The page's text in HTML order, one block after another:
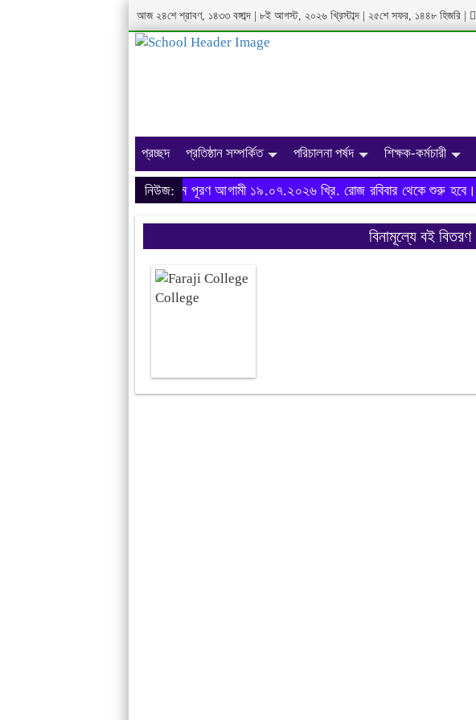
আজ ২৪শে শ্রাবণ, ১৪৩৩ বঙ্গাব্দ| ৮ই আগস্ট, ২০২৬ খ্রিস্টাব্দ| ২৫শে সফর, ১৪৪৮ হিজরি
প্রচ্ছদ প্রতিষ্ঠান সম্পর্কিত পরিচালনা পর্ষদ শিক্ষক-কর্মচারী
নিউজ:
অনার্স ২০২৩-২৪ শিক্ষাবর্ষের ফরম পূরণ আগামী ১৯.০৭.২০২৬ খ্রি. রোজ রবিবার থেকে শুরু হবে।
বিনামূল্যে বই বিতরণ